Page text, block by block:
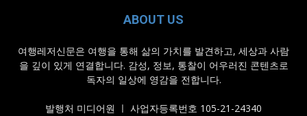
ABOUT US
여행레저신문은 여행을 통해 삶의 가치를 발견하고, 세상과 사람
을 깊이 있게 연결합니다. 감성, 정보, 통찰이 어우러진 콘텐츠로
독자의 일상에 영감을 전합니다.
발행처 미디어원 ㅣ 사업자등록번호 105-21-24340